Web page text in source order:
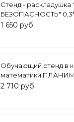
Стенд -
БЕЗОПАСНОСТЬ"
1 650 руб.
Обучающий стенд в
математики
арт. 3305
2 710 руб.